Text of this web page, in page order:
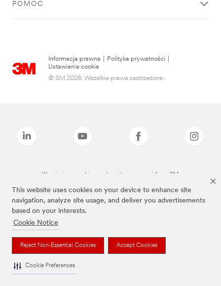
This website uses cookies on your device to enhance site
navigation, analyze site usage, and deliver you advertisements
based on your interests.
Cookie Notice
Reject Non-Essential Cookies Accept Cookies
Cookie Preferences
POMOC
Informacja prawna Polityka prywatności
Ustawienia cookie
© 3M 2026. Wszelkie prawa zastrzeżone.
Wymienione marki są znakami towarowymi firmy 3M.